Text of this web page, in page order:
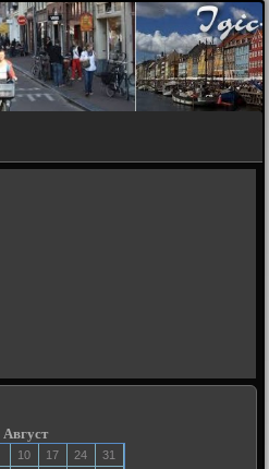
Август
10 17 24
31